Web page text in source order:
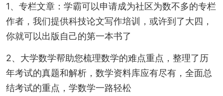
1、专栏文章：学霸可以申请成为社区为数不多的专栏
作者，我们提供科技论文写作培训，或许到了大四，
你就可以出版自己的第一本书了
2、大学数学帮助您梳理数学的难点重点，整理了历
年考试的真题和解析，数学资料库应有尽有，全面总
结考试的重点，学数学一路轻松